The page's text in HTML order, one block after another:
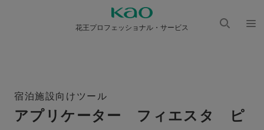
花王プロフェッショナル・サービス
宿泊施設向けツール
アプリケーター フィエスタ ピ